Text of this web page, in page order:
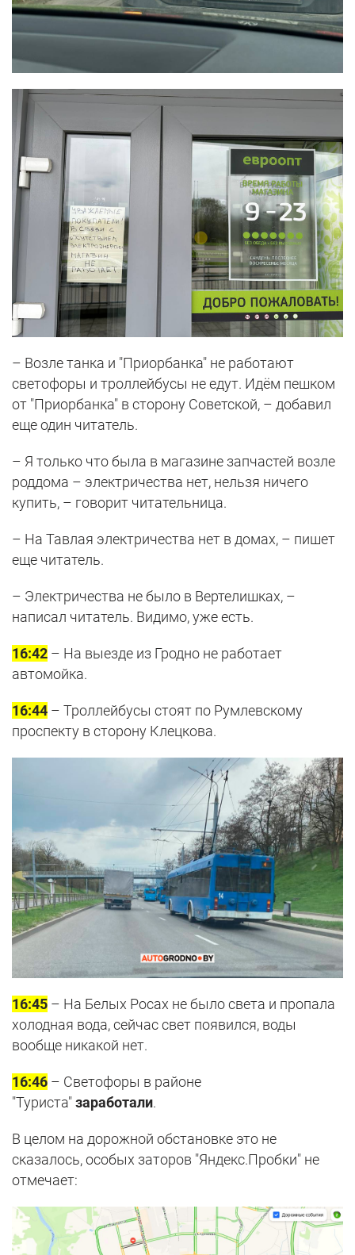
– Возле танка и "Приорбанка" не работают
светофоры и троллейбусы не едут. Идём пешком
от "Приорбанка" в сторону Советской, – добавил
еще один читатель.
– Я только что была в магазине запчастей возле
роддома – электричества нет, нельзя ничего
купить, – говорит читательница.
– На Тавлая электричества нет в домах, – пишет
еще читатель.
– Электричества не было в Вертелишках, –
написал читатель. Видимо, уже есть.
16:42 – На выезде из Гродно не работает
автомойка.
16:44 – Троллейбусы стоят по Румлевскому
проспекту в сторону Клецкова.
16:45 – На Белых Росах не было света и пропала
холодная вода, сейчас свет появился, воды
вообще никакой нет.
16:46 – Светофоры в районе
"Туриста"заработали.
В целом на дорожной обстановке это не
сказалось, особых заторов "Яндекс.Пробки" не
отмечает: